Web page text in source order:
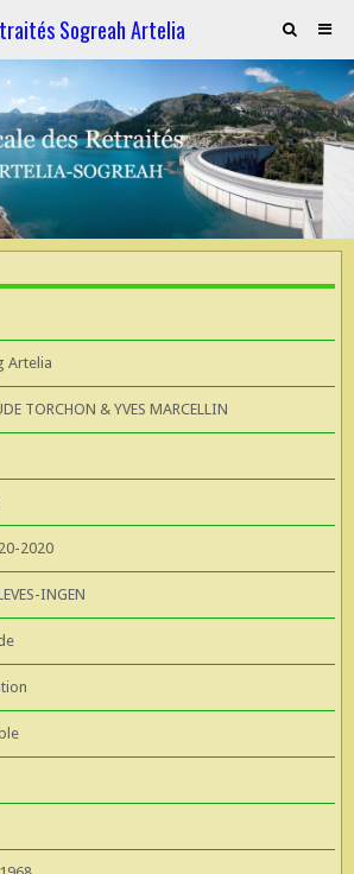
Sogreah Artelia
2025
TORCHON & YVES MARCELLIN A L'UIAD
Artelia
TORCHON & YVES MARCELLIN
2020
INGEN